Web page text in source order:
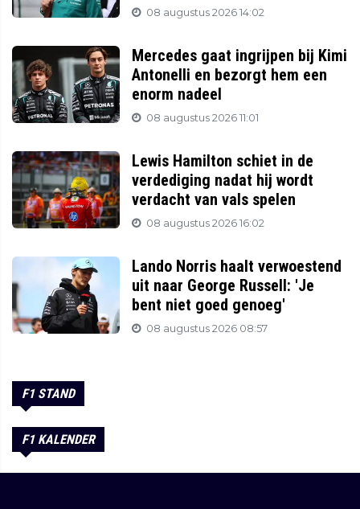
08 augustus 2026 14:02
Mercedes gaat ingrijpen bij Kimi
Antonelli en bezorgt hem een
enorm nadeel
08 augustus 2026 11:01
Lewis Hamilton schiet in de
verdediging nadat hij wordt
verdacht van vals spelen
08 augustus 2026 16:02
Lando Norris haalt verwoestend
uit naar George Russell: 'Je
bent niet goed genoeg'
08 augustus 2026 08:57
F1 STAND
F1 KALENDER